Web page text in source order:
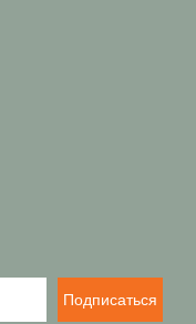
Подписаться